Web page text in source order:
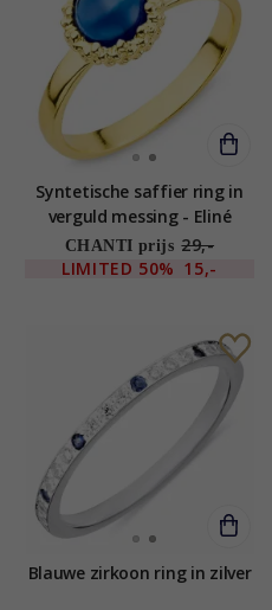
Syntetische saffier ring in
verguld messing - Eliné
CHANTI prijs 29,-
LIMITED 50% 15,-
Blauwe zirkoon ring in zilver